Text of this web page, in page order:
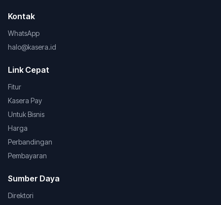
Kontak
WhatsApp
halo@kasera.id
Link Cepat
Fitur
Kasera Pay
Untuk Bisnis
Harga
Perbandingan
Pembayaran
Sumber Daya
Direktori